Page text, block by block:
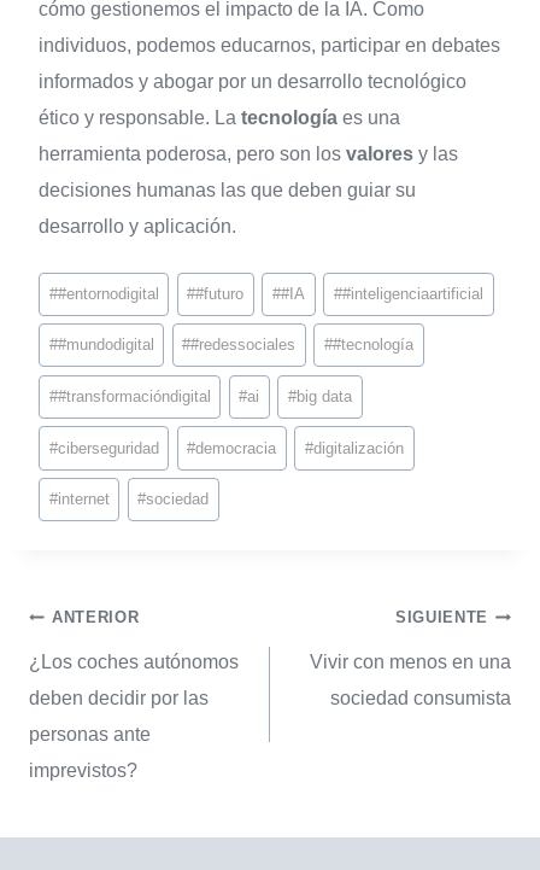
cómo gestionemos el impacto de la IA. Como
individuos, podemos educarnos, participar en debates
informados y abogar por un desarrollo tecnológico
ético y responsable. La tecnología es una
herramienta poderosa, pero son los valores y las
decisiones humanas las que deben guiar su
desarrollo y aplicación.
##entornodigital ##futuro ##IA ##inteligenciaartificial
##mundodigital ##redessociales ##tecnología
##transformacióndigital #ai #big data
#ciberseguridad #democracia #digitalización
#internet #sociedad
ANTERIOR
¿Los coches autónomos
deben decidir por las
personas ante
imprevistos?
SIGUIENTE
Vivir con menos en una
sociedad consumista